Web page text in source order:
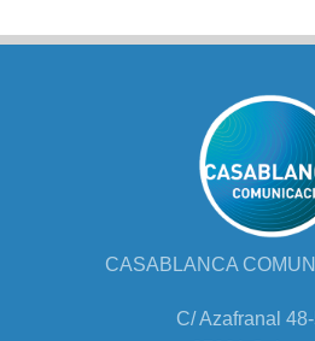
CASABLANCA
C/ Azafranal